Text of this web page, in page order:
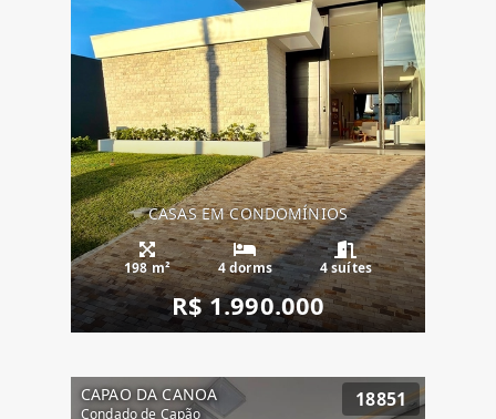
CASAS EM CONDOMÍNIOS
198 m² 4 dorms 4 suítes
R$ 1.990.000
CAPAO DA CANOA
Condado de Capão
18851